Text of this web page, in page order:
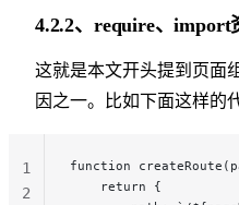
4.2.2、require、import
这就是本文开头提到页面
因之一。比如下面这样的
function
    return {
1
2